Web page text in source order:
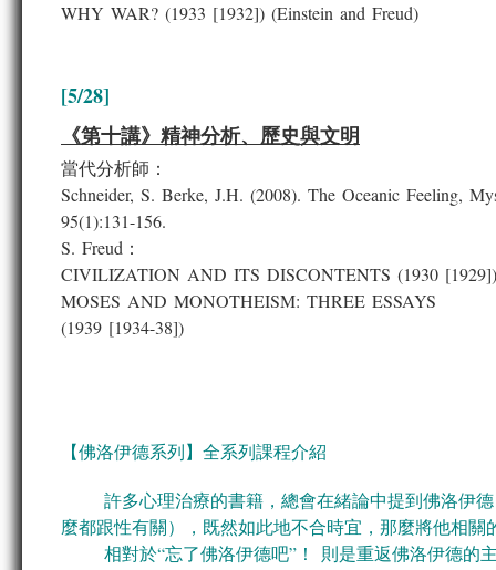
WHY WAR? (1933 [1932]) (Einstein and Freud)
[5/28]
《第十講》精神分析、歷史與文明
當代分析師：
Schneider, S. Berke, J.H. (2008). The Oceanic Feeling,
95(1):131-156.
S. Freud：
CIVILIZATION AND ITS DISCONTENTS (1930 [1929])
MOSES AND MONOTHEISM: THREE ESSAYS
(1939 [1934-38])
【佛洛伊德系列】全系列課程介紹
許多心理治療的書籍，總會在緒論中提到佛洛伊德
麼都跟性有關），既然如此地不合時宜，那麼將他相關
相對於“忘了佛洛伊德吧”！ 則是重返佛洛伊德的